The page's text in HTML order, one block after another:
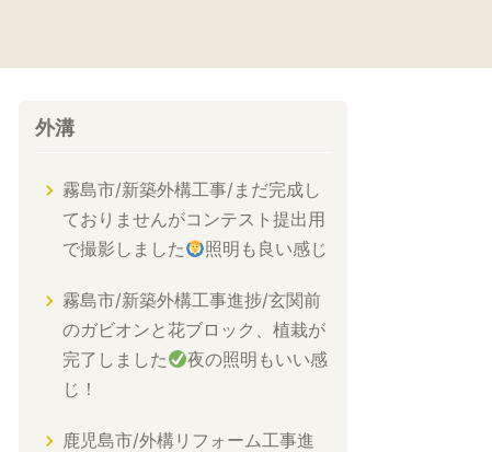
外溝
霧島市/新築外構工事/まだ完成し
ておりませんがコンテスト提出用
で撮影しました
照明も良い感じ
霧島市/新築外構工事進捗/玄関前
のガビオンと花ブロック、植栽が
完了しました
夜の照明もいい感
じ！
鹿児島市/外構リフォーム工事進